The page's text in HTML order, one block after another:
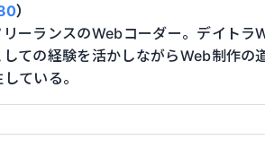
）
ーランスのWebコーダー。デイトラ
ての経験を活かしながらWeb制作の
ている。